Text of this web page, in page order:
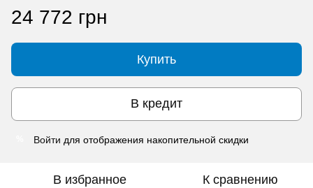
24 772 грн
Купить
В кредит
Войти для отображения накопительной скидки
В избранное К сравнению